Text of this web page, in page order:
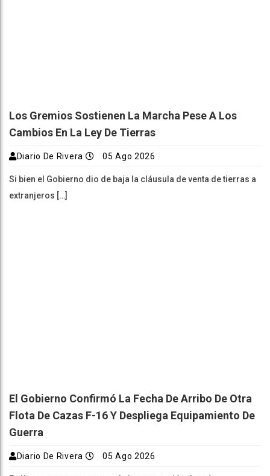
Los Gremios Sostienen La Marcha Pese A Los
Cambios En La Ley De Tierras
Diario De Rivera 05 Ago 2026
Si bien el Gobierno dio de baja la cláusula de venta de tierras a
extranjeros […]
El Gobierno Confirmó La Fecha De Arribo De Otra
Flota De Cazas F-16 Y Despliega Equipamiento De
Guerra
Diario De Rivera 05 Ago 2026